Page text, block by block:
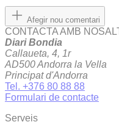
Afegir nou comentari
CONTACTA AMB
Diari Bondia
Callaueta, 4, 1r
AD500 Andorra la Vella
Principat d'Andorra
Tel. +376 80 88 88
Formulari de contacte
Serveis